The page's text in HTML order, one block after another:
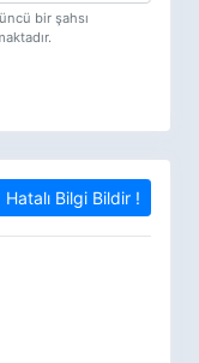
bir şahsı
Hatalı Bilgi Bildir !